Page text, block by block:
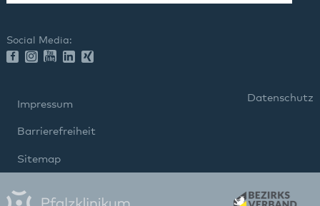
Social Media:
Impressum
Datenschutz
Barrierefreiheit
Sitemap